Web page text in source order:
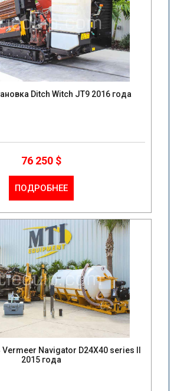
Ditch Witch JT9 2016 года
76 250 $
ПОДРОБНЕЕ
Navigator D24X40 series II
2015 года